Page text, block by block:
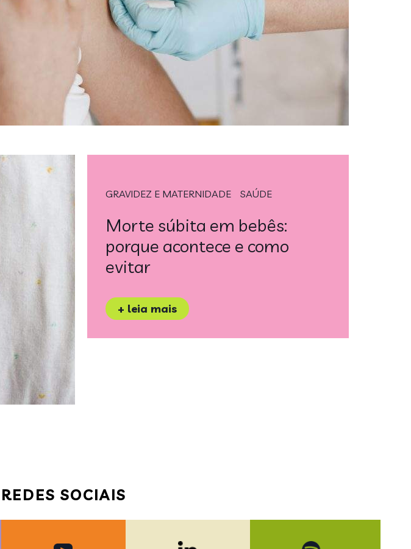
GRAVIDEZ E MATERNIDADE SAÚDE
Morte súbita em bebês:
porque acontece e como
evitar
+ leia mais
SOCIAIS